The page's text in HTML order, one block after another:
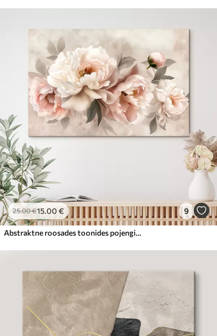
25.00€15.00 € 9
Abstraktne roosades toonides pojengide kimp